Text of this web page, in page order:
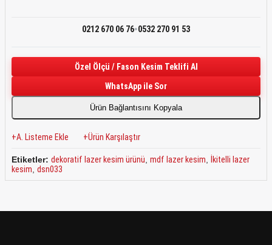
0212 670 06 76•0532 270 91 53
Özel Ölçü / Fason Kesim Teklifi Al
WhatsApp ile Sor
Ürün Bağlantısını Kopyala
A. Listeme Ekle Ürün Karşılaştır
Etiketler: dekoratif lazer kesim ürünü mdf lazer kesim
İkitelli lazer
kesim dsn033